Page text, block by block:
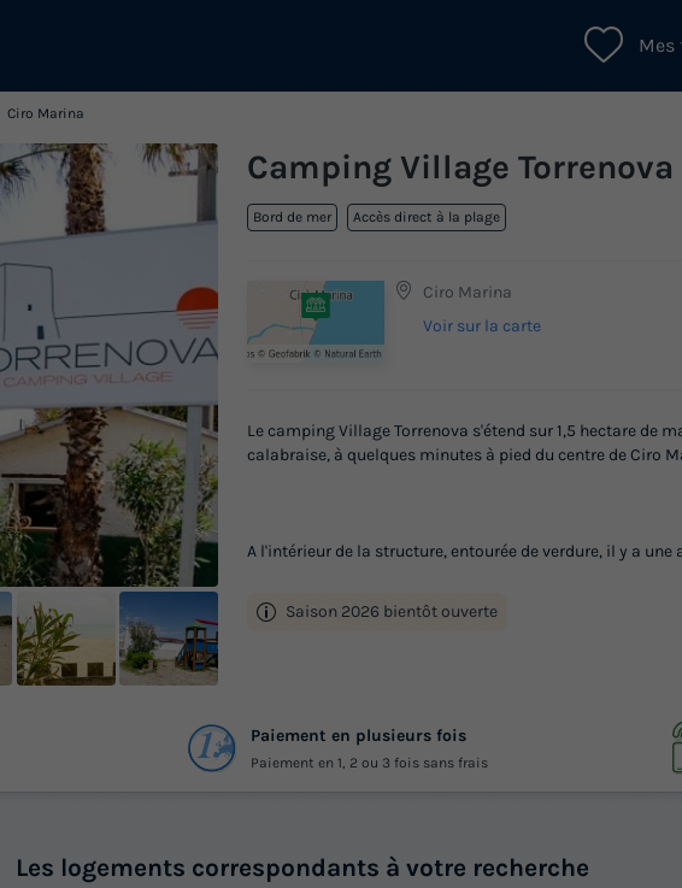
Mes
Ciro Marina
Camping Village Torrenova
Bord de mer Accès direct à la plage
Ciro Marina
Voir sur la carte
Le camping Village Torrenova s'étend sur 1,5 hectare de
calabraise, à quelques minutes à pied du centre de Ciro
A l'intérieur de la structure, entourée de verdure, il y a une
Saison 2026 bientôt ouverte
Paiement en plusieurs fois
Paiement en 1, 2 ou 3 fois sans frais
Les logements correspondants à votre recherche